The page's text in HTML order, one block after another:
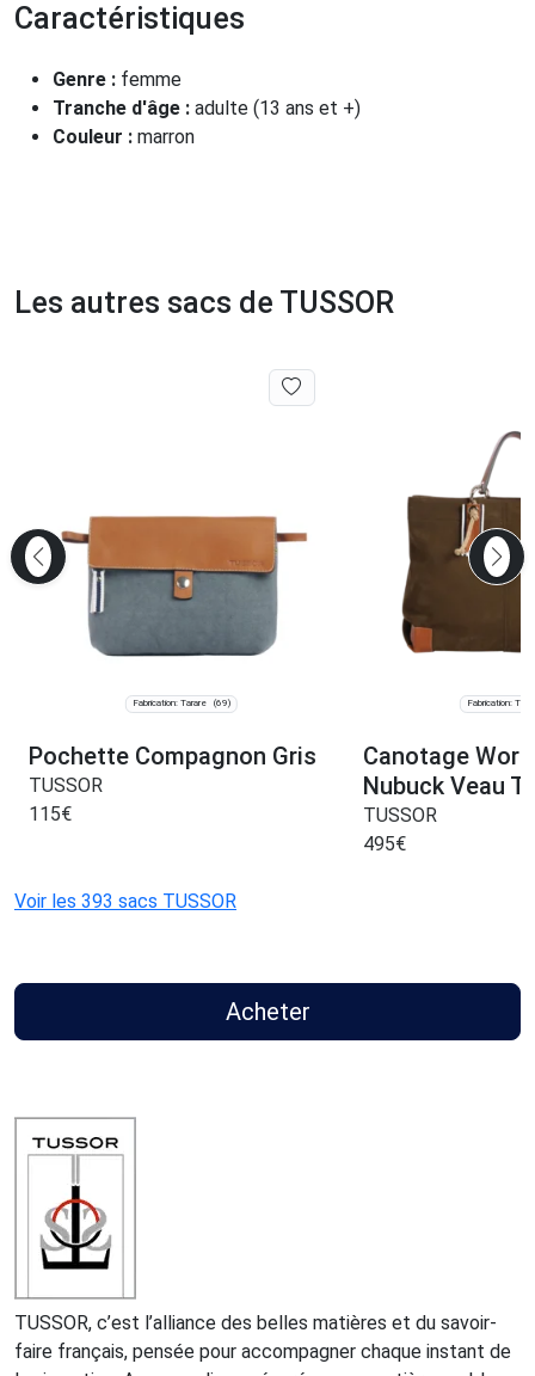
Caractéristiques
Genre : femme
Tranche d'âge : adulte (13 ans et +)
Couleur : marron
Les autres sacs de TUSSOR
Fabrication: Tarare (69)
Pochette Compagnon Gris
TUSSOR
115€
Fabrication:
Canotage
Nubuck Veau
TUSSOR
495€
Voir les 393 sacs TUSSOR
Acheter
TUSSOR, c’est l’alliance des belles matières et du savoir-
faire français, pensée pour accompagner chaque instant de